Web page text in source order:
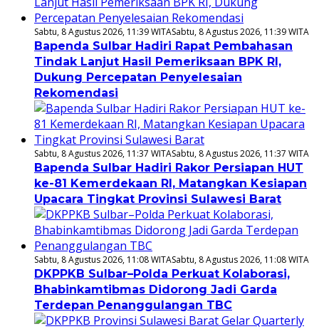
Sabtu, 8 Agustus 2026, 11:39 WITASabtu, 8 Agustus 2026, 11:39 WITA
Bapenda Sulbar Hadiri Rapat Pembahasan
Tindak Lanjut Hasil Pemeriksaan BPK RI,
Dukung Percepatan Penyelesaian
Rekomendasi
Sabtu, 8 Agustus 2026, 11:37 WITASabtu, 8 Agustus 2026, 11:37 WITA
Bapenda Sulbar Hadiri Rakor Persiapan HUT
ke-81 Kemerdekaan RI, Matangkan Kesiapan
Upacara Tingkat Provinsi Sulawesi Barat
Sabtu, 8 Agustus 2026, 11:08 WITASabtu, 8 Agustus 2026, 11:08 WITA
DKPPKB Sulbar–Polda Perkuat Kolaborasi,
Bhabinkamtibmas Didorong Jadi Garda
Terdepan Penanggulangan TBC